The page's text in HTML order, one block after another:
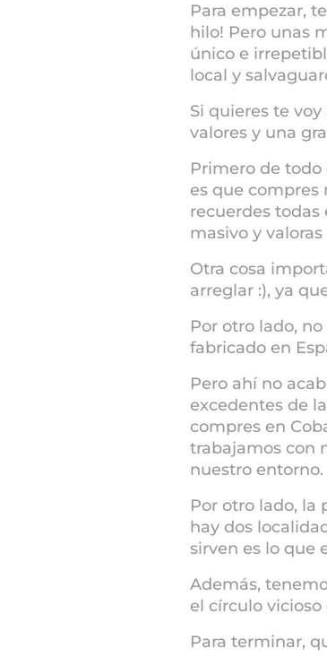
Para empezar,
hilo! Pero unas
único e
local y
Si quieres te
valores y una
Primero de
es que
recuerdes todas
masivo y
Otra cosa
arreglar :), ya
Por otro lado,
fabricado en
Pero ahí no
excedentes de
compres en
trabajamos con
nuestro entorno.
Por otro lado, la
hay dos
sirven es lo que
Además,
el círculo
Para terminar,